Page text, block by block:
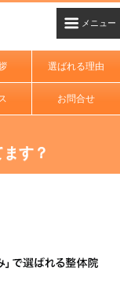
選ばれる理由
お問合せ
す？